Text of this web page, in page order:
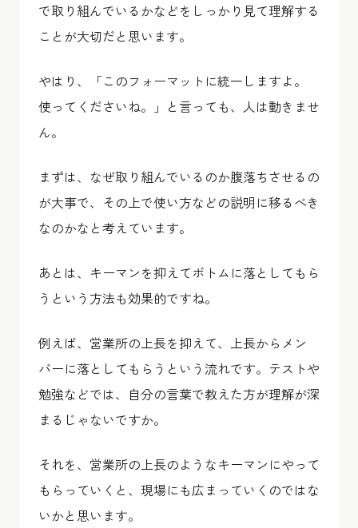
で取り組んでいるかなどをしっかり見て理解する
ことが大切だと思います。
やはり、「このフォーマットに統一しますよ。
使ってくださいね。」と言っても、人は動きませ
ん。
まずは、なぜ取り組んでいるのか腹落ちさせるの
が大事で、その上で使い方などの説明に移るべき
なのかなと考えています。
あとは、キーマンを抑えてボトムに落としてもら
うという方法も効果的ですね。
例えば、営業所の上長を抑えて、上長からメン
バーに落としてもらうという流れです。テストや
勉強などでは、自分の言葉で教えた方が理解が深
まるじゃないですか。
それを、営業所の上長のようなキーマンにやって
もらっていくと、現場にも広まっていくのではな
いかと思います。